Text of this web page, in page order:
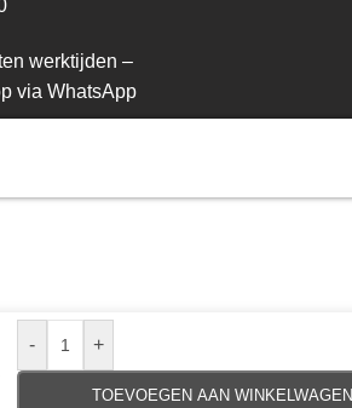
werktijden –
via WhatsApp
- +
TOEVOEGEN AAN WINKELWAGEN